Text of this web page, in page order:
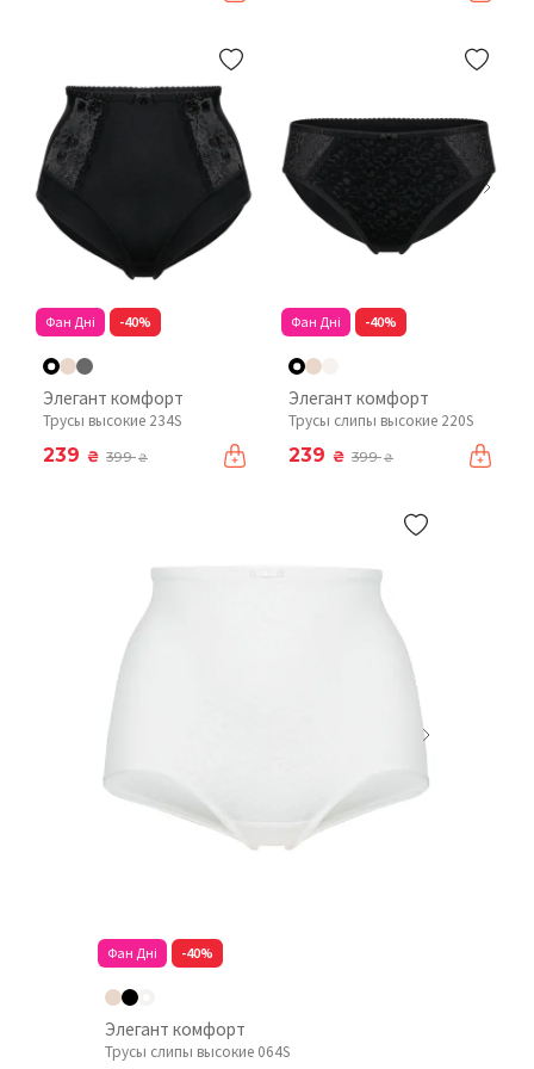
Фан Дні -40%
Элегант комфорт
Трусы высокие 234S
239 ₴ 399₴
Фан Дні -40%
Элегант комфорт
Трусы слипы высокие 220S
239 ₴ 399₴
Фан Дні -40%
Элегант комфорт
Трусы слипы высокие 064S